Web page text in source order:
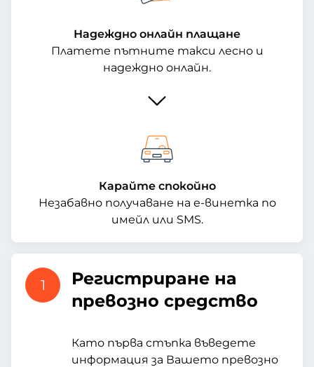
Надеждно онлайн плащане
Платете пътните такси лесно и
надеждно онлайн.
Карайте спокойно
Незабавно получаване на е-винетка по
имейл или SMS.
1
Регистриране на
превозно средство
Като първа стъпка въведете
информация за Вашето превозно